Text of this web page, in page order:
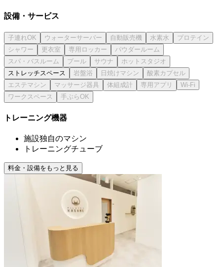
設備・サービス
ストレッチスペース
トレーニング機器
施設独自のマシン
トレーニングチューブ
料金・設備をもっと見る